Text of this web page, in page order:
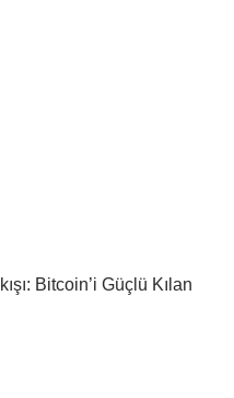
Bitcoin’i Güçlü Kılan